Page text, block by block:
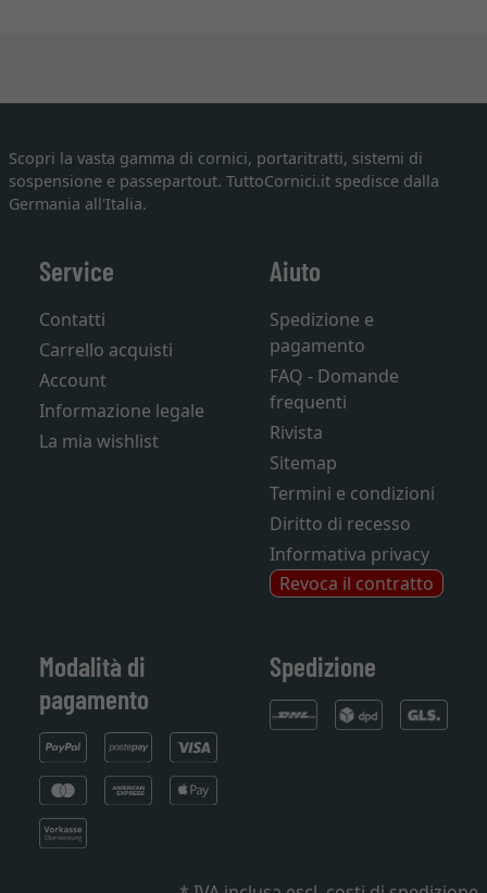
Scopri la vasta gamma di cornici, portaritratti, sistemi di
sospensione e passepartout. TuttoCornici.it spedisce dalla
Germania all'Italia.
Service
Contatti
Carrello acquisti
Account
Informazione legale
La mia wishlist
Aiuto
Spedizione e
pagamento
FAQ - Domande
frequenti
Rivista
Sitemap
Termini e condizioni
Diritto di recesso
Informativa privacy
Revoca il contratto
Modalità di
pagamento
Spedizione